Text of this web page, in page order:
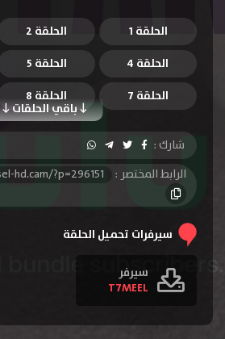
الحلقة 1 الحلقة 2
الحلقة 4
الحلقة 5
باقي الحلقات
الحلقة 7 الحلقة 8
الحلقة 10
شارك :
الرابط المختصر :
hd.cam/?p=296151
سيرفرات تحميل الحلقة
سيرفر
T7MEEL